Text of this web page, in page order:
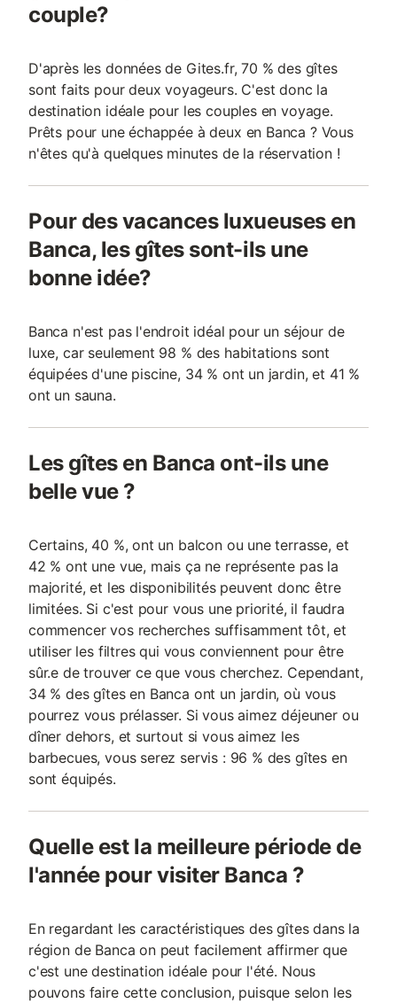
couple?
D'après les données de Gites.fr, 70 % des gîtes
sont faits pour deux voyageurs. C'est donc la
destination idéale pour les couples en voyage.
Prêts pour une échappée à deux en Banca ? Vous
n'êtes qu'à quelques minutes de la réservation !
Pour des vacances luxueuses en
Banca, les gîtes sont-ils une
bonne idée?
Banca n'est pas l'endroit idéal pour un séjour de
luxe, car seulement 98 % des habitations sont
équipées d'une piscine, 34 % ont un jardin, et 41 %
ont un sauna.
Les gîtes en Banca ont-ils une
belle vue ?
Certains, 40 %, ont un balcon ou une terrasse, et
42 % ont une vue, mais ça ne représente pas la
majorité, et les disponibilités peuvent donc être
limitées. Si c'est pour vous une priorité, il faudra
commencer vos recherches suffisamment tôt, et
utiliser les filtres qui vous conviennent pour être
sûr.e de trouver ce que vous cherchez. Cependant,
34 % des gîtes en Banca ont un jardin, où vous
pourrez vous prélasser. Si vous aimez déjeuner ou
dîner dehors, et surtout si vous aimez les
barbecues, vous serez servis : 96 % des gîtes en
sont équipés.
Quelle est la meilleure période de
l'année pour visiter Banca ?
En regardant les caractéristiques des gîtes dans la
région de Banca on peut facilement affirmer que
c'est une destination idéale pour l'été. Nous
pouvons faire cette conclusion, puisque selon les